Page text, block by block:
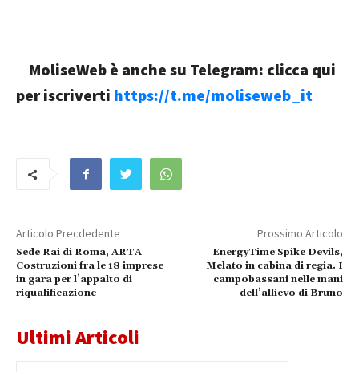
MoliseWeb è anche su Telegram: clicca qui
per iscriverti https://t.me/moliseweb_it
Articolo Precdedente
Sede Rai di Roma, ARTA
Costruzioni fra le 18 imprese
in gara per l’appalto di
riqualificazione
Prossimo Articolo
EnergyTime Spike Devils,
Melato in cabina di regia. I
campobassani nelle mani
dell’allievo di Bruno
Ultimi Articoli